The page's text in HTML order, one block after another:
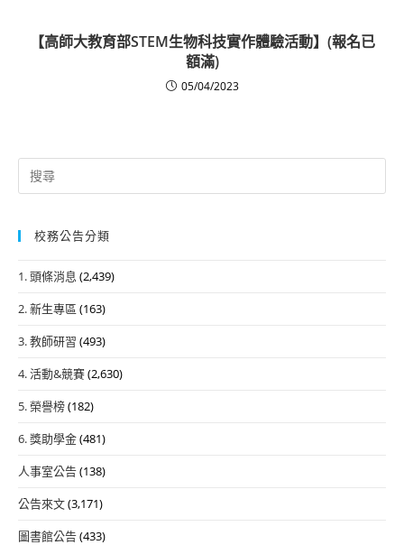
【高師大教育部STEM生物科技實作體驗活動】(報名已
額滿)
05/04/2023
Search
for:
校務公告分類
1. 頭條消息 (2,439)
2. 新生專區 (163)
3. 教師研習 (493)
4. 活動&競賽(2,630)
5. 榮譽榜(182)
6. 獎助學金(481)
人事室公告(138)
公告來文(3,171)
圖書館公告(433)